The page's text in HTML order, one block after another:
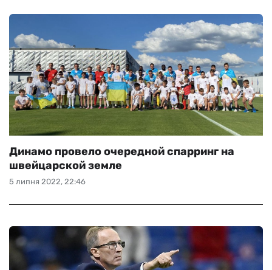
5 липня 2022, 22:46
Динамо провело очередной спарринг на
швейцарской земле